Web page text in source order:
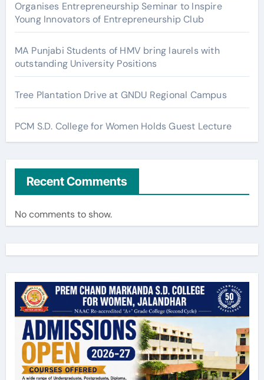
Organises Entrepreneurship Seminar to Inspire
Young Innovators of Entrepreneurship Club
MA Punjabi Students of HMV bring laurels with
outstanding University Positions
Tree Plantation Drive at GNDU Regional Campus
PCM S.D. College for Women Holds Guest Lecture
Recent Comments
No comments to show.